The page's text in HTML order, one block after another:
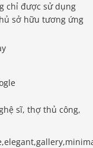
chỉ được sử dụng
sở hữu tương ứng